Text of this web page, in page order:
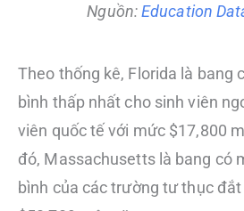
Nguồn:Education
Theo thống kê, Florida là bang
bình thấp nhất cho sinh viên
viên quốc tế với mức $17,800
đó, Massachusetts là bang có
bình của các trường tư thục